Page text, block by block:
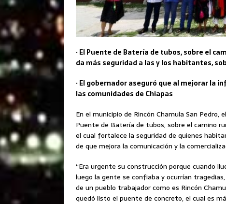
· El Puente de Batería de tubos, sobre el
da más seguridad a las y los habitantes,
· El gobernador aseguró que al mejorar la
las comunidades de Chiapas
En el municipio de Rincón Chamula San Pedro,
Puente de Batería de tubos, sobre el camino
el cual fortalece la seguridad de quienes
de que mejora la comunicación y la
“Era urgente su construcción porque cuando
luego la gente se confiaba y ocurrían
de un pueblo trabajador como es Rincón
quedó listo el puente de concreto, el cual es